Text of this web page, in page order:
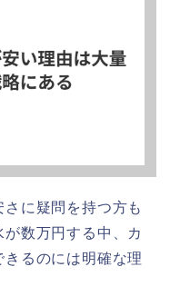
に疑問を持つ方も
数万円する中、カ
るのには明確な理